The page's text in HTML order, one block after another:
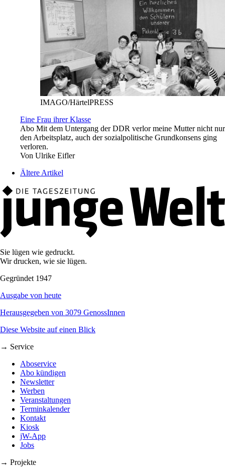
IMAGO/HärtelPRESS
Eine Frau ihrer Klasse
Abo Mit dem Untergang der DDR verlor meine Mutter nicht nur
den Arbeitsplatz, auch der sozialpolitische Grundkonsens ging
verloren.
Von Ulrike Eifler
Ältere Artikel
Sie lügen wie gedruckt.
Wir drucken, wie sie lügen.
Gegründet 1947
Ausgabe von heute
Herausgegeben von 3079 GenossInnen
Diese Website auf einen Blick
→ Service
Aboservice
Abo kündigen
Newsletter
Werben
Veranstaltungen
Terminkalender
Kontakt
Kiosk
jW-App
Jobs
→ Projekte